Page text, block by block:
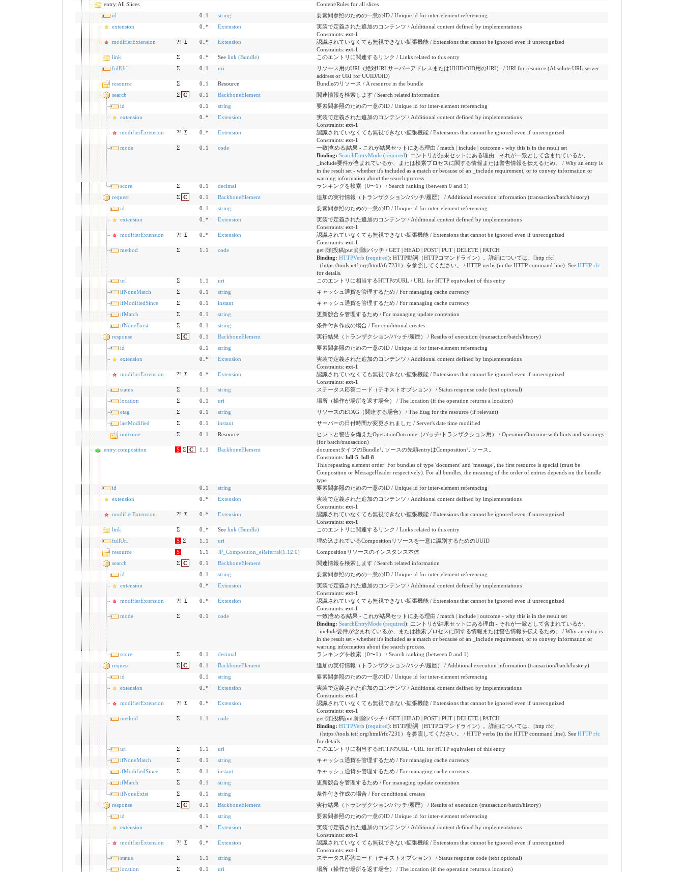
entry:All Slices
Content/Rules for all slices
id
0..1 string
要素間参照のための一意のID / Unique id for inter-element referencing
extension
0..* Extension
実装で定義された追加のコンテンツ / Additional content defined by implementations
Constraints: ext-1
modifierExtension
?! Σ 0..* Extension
認識されていなくても無視できない拡張機能 / Extensions that cannot be ignored even if unrecognized
Constraints: ext-1
link
Σ 0..* See link (Bundle)
このエントリに関連するリンク / Links related to this entry
fullUrl
Σ 0..1 uri
リソース用のURI（絶対URLサーバーアドレスまたはUUID/OID用のURI） / URI for resource (Absolute URL server
address or URI for UUID/OID)
resource
Σ 0..1 Resource
Bundleのリソース / A resource in the bundle
search
Σ C 0..1 BackboneElement
関連情報を検索します / Search related information
id
0..1 string
要素間参照のための一意のID / Unique id for inter-element referencing
extension
0..* Extension
実装で定義された追加のコンテンツ / Additional content defined by implementations
Constraints: ext-1
modifierExtension
?! Σ 0..* Extension
認識されていなくても無視できない拡張機能 / Extensions that cannot be ignored even if unrecognized
Constraints: ext-1
mode
Σ 0..1 code
一致|含める|結果 - これが結果セットにある理由 / match | include | outcome - why this is in the result set
Binding: SearchEntryMode(required): エントリが結果セットにある理由 - それが一致として含まれているか、
_include要件が含まれているか、または検索プロセスに関する情報または警告情報を伝えるため。 / Why an entry is
in the result set - whether it's included as a match or because of an _include requirement, or to convey information or
warning information about the search process.
score
Σ 0..1 decimal
ランキングを検索（0〜1） / Search ranking (between 0 and 1)
request
Σ C 0..1 BackboneElement
追加の実行情報（トランザクション/バッチ/履歴） / Additional execution information (transaction/batch/history)
id
0..1 string
要素間参照のための一意のID / Unique id for inter-element referencing
extension
0..* Extension
実装で定義された追加のコンテンツ / Additional content defined by implementations
Constraints: ext-1
modifierExtension
?! Σ 0..* Extension
認識されていなくても無視できない拡張機能 / Extensions that cannot be ignored even if unrecognized
Constraints: ext-1
method
Σ 1..1 code
get |頭|投稿|put |削除|パッチ / GET | HEAD | POST | PUT | DELETE | PATCH
Binding: HTTPVerb (required): HTTP動詞（HTTPコマンドライン）。詳細については、[http rfc]
（https://tools.ietf.org/html/rfc7231）を参照してください。 / HTTP verbs (in the HTTP command line). See HTTP rfc
for details.
url
Σ 1..1 uri
このエントリに相当するHTTPのURL / URL for HTTP equivalent of this entry
ifNoneMatch
Σ 0..1 string
キャッシュ通貨を管理するため / For managing cache currency
ifModifiedSince
Σ 0..1 instant
キャッシュ通貨を管理するため / For managing cache currency
ifMatch
Σ 0..1 string
更新競合を管理するため / For managing update contention
ifNoneExist
Σ 0..1 string
条件付き作成の場合 / For conditional creates
response
Σ C 0..1 BackboneElement
実行結果（トランザクション/バッチ/履歴） / Results of execution (transaction/batch/history)
id
0..1 string
要素間参照のための一意のID / Unique id for inter-element referencing
extension
0..* Extension
実装で定義された追加のコンテンツ / Additional content defined by implementations
Constraints: ext-1
modifierExtension
?! Σ 0..* Extension
認識されていなくても無視できない拡張機能 / Extensions that cannot be ignored even if unrecognized
Constraints: ext-1
status
Σ 1..1 string
ステータス応答コード（テキストオプション） / Status response code (text optional)
location
Σ 0..1 uri
場所（操作が場所を返す場合） / The location (if the operation returns a location)
etag
Σ 0..1 string
リソースのETAG（関連する場合） / The Etag for the resource (if relevant)
lastModified
Σ 0..1 instant
サーバーの日付時間が変更されました / Server's date time modified
outcome
Σ 0..1 Resource
ヒントと警告を備えたOperationOutcome（バッチ/トランザクション用） / OperationOutcome with hints and warnings
(for batch/transaction)
entry:composition
S Σ C 1..1 BackboneElement
documentタイプのBundleリソースの先頭entryはCompositionリソース。
Constraints: bdl-5 bdl-8
This repeating element order: For bundles of type 'document' and 'message', the first resource is special (must be
Composition or MessageHeader respectively). For all bundles, the meaning of the order of entries depends on the bundle
type
id
0..1 string
要素間参照のための一意のID / Unique id for inter-element referencing
extension
0..* Extension
実装で定義された追加のコンテンツ / Additional content defined by implementations
Constraints: ext-1
modifierExtension
?! Σ 0..* Extension
認識されていなくても無視できない拡張機能 / Extensions that cannot be ignored even if unrecognized
Constraints: ext-1
link
Σ 0..* See link (Bundle)
このエントリに関連するリンク / Links related to this entry
fullUrl
S Σ 1..1 uri
埋め込まれているCompositionリソースを一意に識別するためのUUID
resource
S 1..1 JP_Composition_eReferral(1.12.0)
Compositionリソースのインスタンス本体
search
Σ C 0..1 BackboneElement
関連情報を検索します / Search related information
id
0..1 string
要素間参照のための一意のID / Unique id for inter-element referencing
extension
0..* Extension
実装で定義された追加のコンテンツ / Additional content defined by implementations
Constraints: ext-1
modifierExtension
?! Σ 0..* Extension
認識されていなくても無視できない拡張機能 / Extensions that cannot be ignored even if unrecognized
Constraints: ext-1
mode
Σ 0..1 code
一致|含める|結果 - これが結果セットにある理由 / match | include | outcome - why this is in the result set
Binding: SearchEntryMode(required): エントリが結果セットにある理由 - それが一致として含まれているか、
_include要件が含まれているか、または検索プロセスに関する情報または警告情報を伝えるため。 / Why an entry is
in the result set - whether it's included as a match or because of an _include requirement, or to convey information or
warning information about the search process.
score
Σ 0..1 decimal
ランキングを検索（0〜1） / Search ranking (between 0 and 1)
request
Σ C 0..1 BackboneElement
追加の実行情報（トランザクション/バッチ/履歴） / Additional execution information (transaction/batch/history)
id
0..1 string
要素間参照のための一意のID / Unique id for inter-element referencing
extension
0..* Extension
実装で定義された追加のコンテンツ / Additional content defined by implementations
Constraints: ext-1
modifierExtension
?! Σ 0..* Extension
認識されていなくても無視できない拡張機能 / Extensions that cannot be ignored even if unrecognized
Constraints: ext-1
method
Σ 1..1 code
get |頭|投稿|put |削除|パッチ / GET | HEAD | POST | PUT | DELETE | PATCH
Binding: HTTPVerb (required): HTTP動詞（HTTPコマンドライン）。詳細については、[http rfc]
（https://tools.ietf.org/html/rfc7231）を参照してください。 / HTTP verbs (in the HTTP command line). See HTTP rfc
for details.
url
Σ 1..1 uri
このエントリに相当するHTTPのURL / URL for HTTP equivalent of this entry
ifNoneMatch
Σ 0..1 string
キャッシュ通貨を管理するため / For managing cache currency
ifModifiedSince
Σ 0..1 instant
キャッシュ通貨を管理するため / For managing cache currency
ifMatch
Σ 0..1 string
更新競合を管理するため / For managing update contention
ifNoneExist
Σ 0..1 string
条件付き作成の場合 / For conditional creates
response
Σ C 0..1 BackboneElement
実行結果（トランザクション/バッチ/履歴） / Results of execution (transaction/batch/history)
id
0..1 string
要素間参照のための一意のID / Unique id for inter-element referencing
extension
0..* Extension
実装で定義された追加のコンテンツ / Additional content defined by implementations
Constraints: ext-1
modifierExtension
?! Σ 0..* Extension
認識されていなくても無視できない拡張機能 / Extensions that cannot be ignored even if unrecognized
Constraints: ext-1
status
Σ 1..1 string
ステータス応答コード（テキストオプション） / Status response code (text optional)
location
Σ 0..1 uri 場所（操作が場所を返す場合） / The location (if the operation returns a location)